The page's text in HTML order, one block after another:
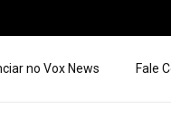
no Vox News Fale